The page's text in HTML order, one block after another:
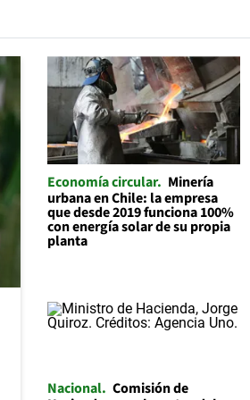
Economía circular
Minería
urbana en Chile: la empresa
que desde 2019 funciona 100%
con energía solar de su propia
planta
Nacional Comisión de